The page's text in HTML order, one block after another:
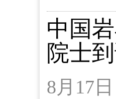
中国
院士
8月17